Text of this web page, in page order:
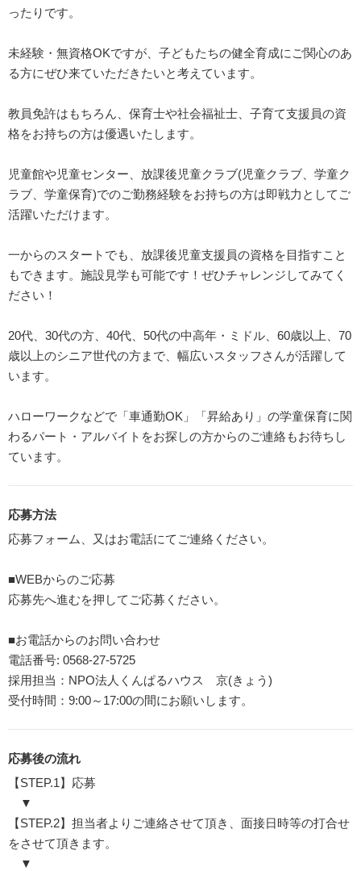
ったりです。
未経験・無資格OKですが、子どもたちの健全育成にご関心のあ
る方にぜひ来ていただきたいと考えています。
教員免許はもちろん、保育士や社会福祉士、子育て支援員の資
格をお持ちの方は優遇いたします。
児童館や児童センター、放課後児童クラブ(児童クラブ、学童ク
ラブ、学童保育)でのご勤務経験をお持ちの方は即戦力としてご
活躍いただけます。
一からのスタートでも、放課後児童支援員の資格を目指すこと
もできます。施設見学も可能です！ぜひチャレンジしてみてく
ださい！
20代、30代の方、40代、50代の中高年・ミドル、60歳以上、70
歳以上のシニア世代の方まで、幅広いスタッフさんが活躍して
います。
ハローワークなどで「車通勤OK」「昇給あり」の学童保育に関
わるパート・アルバイトをお探しの方からのご連絡もお待ちし
ています。
応募方法
応募フォーム、又はお電話にてご連絡ください。
■WEBからのご応募
応募先へ進むを押してご応募ください。
■お電話からのお問い合わせ
電話番号: 0568-27-5725
採用担当：NPO法人くんぱるハウス 京(きょう)
受付時間：9:00～17:00の間にお願いします。
応募後の流れ
【STEP.1】応募
▼
【STEP.2】担当者よりご連絡させて頂き、面接日時等の打合せ
をさせて頂きます。
▼